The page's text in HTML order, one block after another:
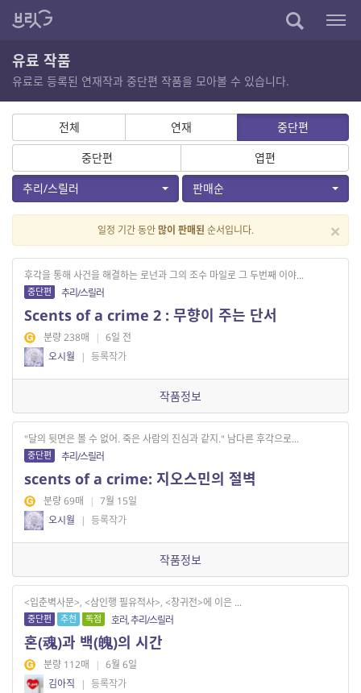
유료 작품
유료로 등록된 연재작과 중단편 작품을 모아볼 수 있습니다.
전체 연재
중단편
중단편
엽편
추리/스릴러
판매순
×
일정 기간 동안많이 판매된 순서입니다.
후각을 통해 사건을 해결하는 로넌과 그의 조수 마일로 그 두번째 이야...
중단편 추리/스릴러
Scents of a crime 2 : 무향이 주는 단서
분량 238매 | 6일 전
오시월
| 등록작가
작품정보
"달의 뒷면은 볼 수 없어. 죽은 사람의 진심과 같지." 남다른 후각으로...
중단편 추리/스릴러
scents of a crime: 지오스민의 절벽
분량 69매 | 7월 15일
오시월
| 등록작가
작품정보
<입춘벽사문>, <삼인행 필유적사>, <창귀전>에 이은 ...
중단편 추천 독점 호러, 추리/스릴러
혼(魂)과 백(魄)의 시간
분량 112매 | 6월 6일
김아직
| 등록작가